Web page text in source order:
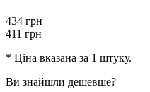
434 грн
411 грн
* Ціна вказана за 1 штуку.
Ви знайшли дешевше?